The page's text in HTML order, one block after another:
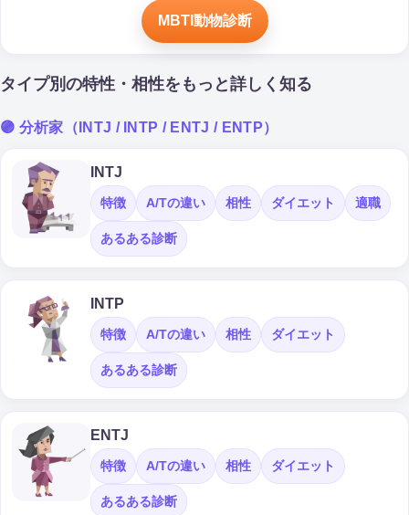
MBTI動物診断
タイプ別の特性・相性をもっと詳しく知る
🟣 分析家（INTJ / INTP / ENTJ / ENTP）
INTJ
特徴 A/Tの違い 相性 ダイエット 適職
あるある診断
INTP
特徴 A/Tの違い 相性 ダイエット
あるある診断
ENTJ
特徴 A/Tの違い 相性 ダイエット
あるある診断